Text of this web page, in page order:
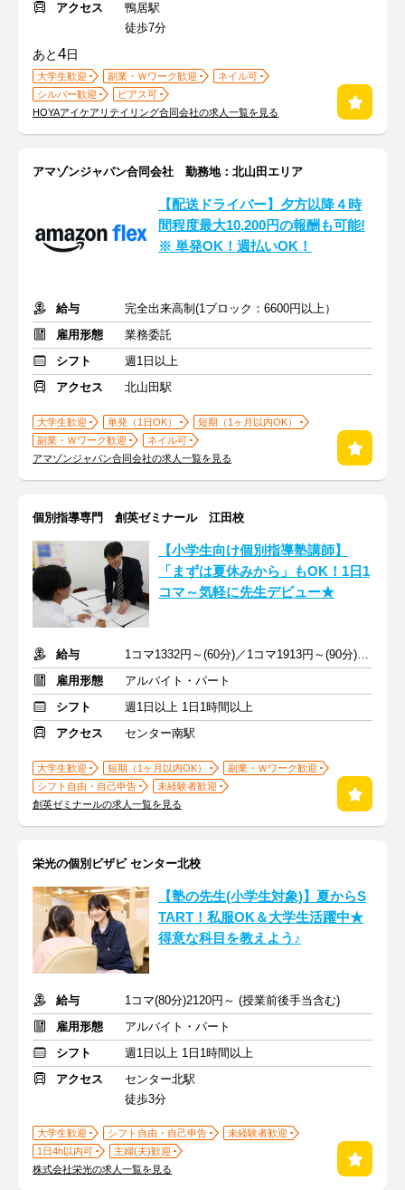
アクセス
鴨居駅
徒歩7分
あと4日
大学生歓迎 副業・Ｗワーク歓迎
ネイル可
シルバー歓迎
ピアス可
HOYAアイケアリテイリング合同会社の求人一覧を見る
アマゾンジャパン合同会社 勤務地：北山田エリア
【配送ドライバー】夕方以降４時
間程度最大10,200円の報酬も可能!
※ 単発OK！週払いOK！
給与
完全出来高制(1ブロック：6600円以上）
雇用形態
業務委託
シフト
週1日以上
アクセス
北山田駅
大学生歓迎 単発（1日OK）
短期（1ヶ月以内OK）
副業・Ｗワーク歓迎
ネイル可
アマゾンジャパン合同会社の求人一覧を見る
個別指導専門 創英ゼミナール 江田校
【小学生向け個別指導塾講師】
「まずは夏休みから」もOK！1日1
コマ～気軽に先生デビュー★
給与
1コマ1332円～(60分)／1コマ1913円～(90分) ※準備報告手当込み
雇用形態
アルバイト・パート
シフト
週1日以上 1日1時間以上
アクセス
センター南駅
大学生歓迎 短期（1ヶ月以内OK）
副業・Ｗワーク歓迎
シフト自由・自己申告
未経験者歓迎
創英ゼミナールの求人一覧を見る
栄光の個別ビザビ センター北校
【塾の先生(小学生対象)】夏からS
TART！私服OK＆大学生活躍中★
得意な科目を教えよう♪
給与
1コマ(80分)2120円～ (授業前後手当含む)
雇用形態
アルバイト・パート
シフト
週1日以上 1日1時間以上
アクセス
センター北駅
徒歩3分
大学生歓迎 シフト自由・自己申告
未経験者歓迎
1日4h以内可
主婦(夫)歓迎
株式会社栄光の求人一覧を見る